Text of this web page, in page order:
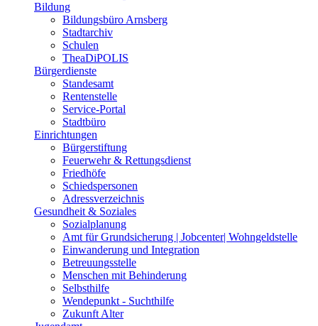
Bildung
Bildungsbüro Arnsberg
Stadtarchiv
Schulen
TheaDiPOLIS
Bürgerdienste
Standesamt
Rentenstelle
Service-Portal
Stadtbüro
Einrichtungen
Bürgerstiftung
Feuerwehr & Rettungsdienst
Friedhöfe
Schiedspersonen
Adressverzeichnis
Gesundheit & Soziales
Sozialplanung
Amt für Grundsicherung | Jobcenter| Wohngeldstelle
Einwanderung und Integration
Betreuungsstelle
Menschen mit Behinderung
Selbsthilfe
Wendepunkt - Suchthilfe
Zukunft Alter